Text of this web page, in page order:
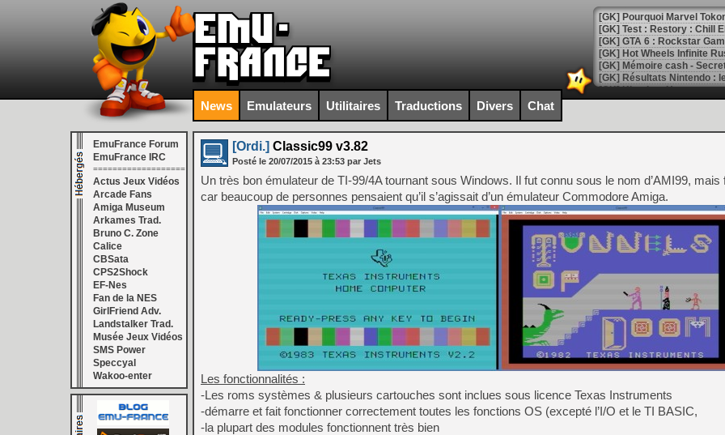
[GK] Pourquoi Marvel
[GK] Test : Restory : Chill
[GK] GTA 6 : Rockstar
[GK] Hot Wheels Infinite
[GK] Mémoire cash -
[GK] Résultats Nintendo :
[GK] Déjà des
[Mo5] Brickboy cherche à
[GK] Minecraft et ses «
[GK] Beast of
[GK] Ubisoft : fin de partie
[GK] Mémoire cash -
[GK] Dan Houser (GTA)
[GK] Comment EA Sports
[GK] Crimson Moon : un
[GK] Isle of Reveries : le
[GK] Moonlighter 2 : The
[GK] Capcom relance
[Mo5] Deux inédits du
[GK] Le beat'em up The
[GK] Endless Legend 2 :
[LS] [PS5] Le WebKit
News Emulateurs Utilitaires Traductions Divers Chat
EmuFrance Forum
EmuFrance IRC
===================
Actus Jeux Vidéos
Arcade Fans
Amiga Museum
Arkames Trad.
Bruno C. Zone
Calice
CBSata
CPS2Shock
EF-Nes
Fan de la NES
GirlFriend Adv.
Landstalker Trad.
Musée Jeux Vidéos
SMS Power
Speccyal
Wakoo-enter
[Ordi.] Classic99 v3.82
Posté le 20/07/2015 à 23:53 par Jets
Un très bon émulateur de TI-99/4A tournant sous Windows. Il fut connu sous le nom d’AMI99, mais
car beaucoup de personnes pensaient qu’il s’agissait d’un émulateur Commodore Amiga.
Les fonctionnalités :
-Les roms systèmes & plusieurs cartouches sont inclues sous licence Texas Instruments
-démarre et fait fonctionner correctement toutes les fonctions OS (excepté l’I/O et le TI BASIC,
-la plupart des modules fonctionnent très bien